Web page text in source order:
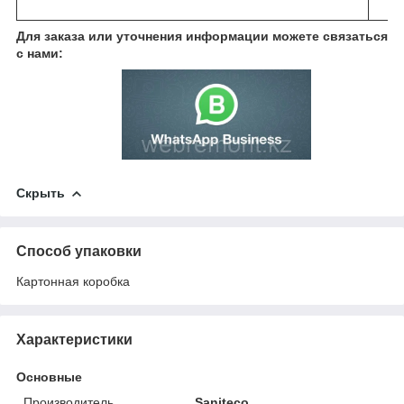
Для заказа или уточнения информации можете связаться
с нами:
Скрыть
Способ упаковки
Картонная коробка
Характеристики
Основные